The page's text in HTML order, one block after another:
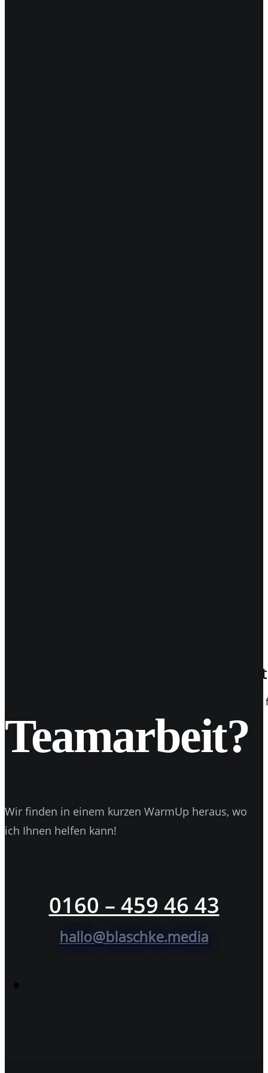
Hallo WhatsApp Business für iOS
Ganz frisch zum Wochenende startet WhatsApp
Teamarbeit?
Wir finden in einem kurzen WarmUp heraus, wo
ich Ihnen helfen kann!
0160 – 459 46 43
hallo@blaschke.media